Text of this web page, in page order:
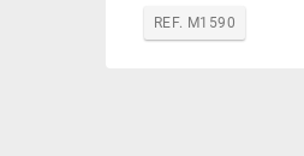
REF. M1590